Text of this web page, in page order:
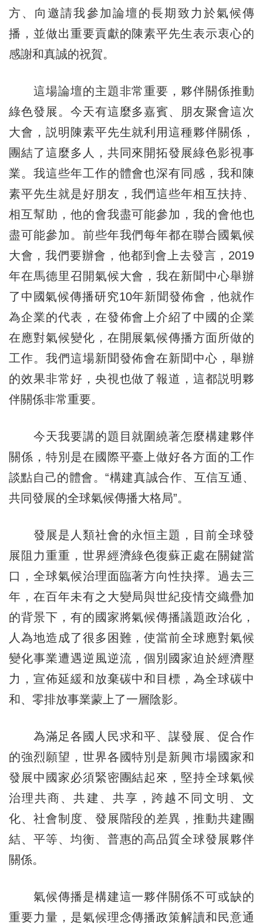
方、向邀請我參加論壇的長期致力於氣候傳
播，並做出重要貢獻的陳素平先生表示衷心的
感謝和真誠的祝賀。
這場論壇的主題非常重要，夥伴關係推動
綠色發展。今天有這麼多嘉賓、朋友聚會這次
大會，説明陳素平先生就利用這種夥伴關係，
團結了這麼多人，共同來開拓發展綠色影視事
業。我這些年工作的體會也深有同感，我和陳
素平先生就是好朋友，我們這些年相互扶持、
相互幫助，他的會我盡可能參加，我的會他也
盡可能參加。前些年我們每年都在聯合國氣候
大會，我們要辦會，他都到會上去發言，2019
年在馬德里召開氣候大會，我在新聞中心舉辦
了中國氣候傳播研究10年新聞發佈會，他就作
為企業的代表，在發佈會上介紹了中國的企業
在應對氣候變化，在開展氣候傳播方面所做的
工作。我們這場新聞發佈會在新聞中心，舉辦
的效果非常好，央視也做了報道，這都説明夥
伴關係非常重要。
今天我要講的題目就圍繞著怎麼構建夥伴
關係，特別是在國際平臺上做好各方面的工作
談點自己的體會。“構建真誠合作、互信互通、
共同發展的全球氣候傳播大格局”。
發展是人類社會的永恒主題，目前全球發
展阻力重重，世界經濟綠色復蘇正處在關鍵當
口，全球氣候治理面臨著方向性抉擇。過去三
年，在百年未有之大變局與世紀疫情交織疊加
的背景下，有的國家將氣候傳播議題政治化，
人為地造成了很多困難，使當前全球應對氣候
變化事業遭遇逆風逆流，個別國家迫於經濟壓
力，宣佈延緩和放棄碳中和目標，為全球碳中
和、零排放事業蒙上了一層陰影。
為滿足各國人民求和平、謀發展、促合作
的強烈願望，世界各國特別是新興市場國家和
發展中國家必須緊密團結起來，堅持全球氣候
治理共商、共建、共享，跨越不同文明、文
化、社會制度、發展階段的差異，推動共建團
結、平等、均衡、普惠的高品質全球發展夥伴
關係。
氣候傳播是構建這一夥伴關係不可或缺的
重要力量，是氣候理念傳播政策解讀和民意通